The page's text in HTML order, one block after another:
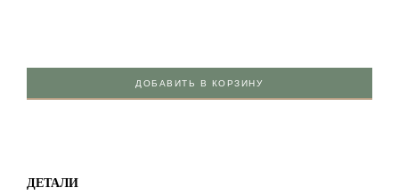
ДОБАВИТЬ В КОРЗИНУ
ДЕТАЛИ